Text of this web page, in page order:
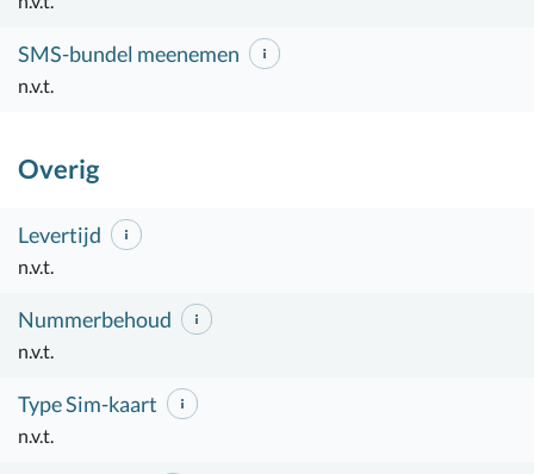
SMS-bundel meenemen
n.v.t.
Overig
Levertijd
n.v.t.
Nummerbehoud
n.v.t.
Type Sim-kaart
n.v.t.